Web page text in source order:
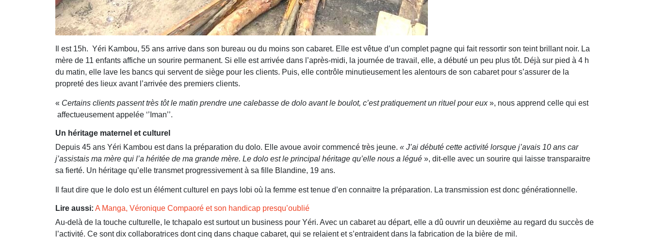
Il est 15h. Yéri Kambou, 55 ans arrive dans son bureau ou du moins son cabaret. Elle est vêtue d’un complet pagne qui fait ressortir son teint brillant noir. La
mère de 11 enfants affiche un sourire permanent. Si elle est arrivée dans l’après-midi, la journée de travail, elle, a débuté un peu plus tôt. Déjà sur pied à 4 h
du matin, elle lave les bancs qui servent de siège pour les clients. Puis, elle contrôle minutieusement les alentours de son cabaret pour s’assurer de la
propreté des lieux avant l’arrivée des premiers clients.
« Certains clients passent très tôt le matin prendre une calebasse de dolo avant le boulot, c’est pratiquement un rituel pour eux», nous apprend celle qui est
affectueusement appelée ‘’Iman’’.
Un héritage maternel et culturel
Depuis 45 ans Yéri Kambou est dans la préparation du dolo. Elle avoue avoir commencé très jeune. « J’ai débuté cette activité lorsque j’avais 10 ans car
j’assistais ma mère qui l’a héritée de ma grande mère. Le dolo est le principal héritage qu’elle nous a légué », dit-elle avec un sourire qui laisse transparaitre
sa fierté. Un héritage qu’elle transmet progressivement à sa fille Blandine, 19 ans.
Il faut dire que le dolo est un élément culturel en pays lobi où la femme est tenue d’en connaitre la préparation. La transmission est donc générationnelle.
Lire aussi: A Manga, Véronique Compaoré et son handicap presqu’oublié
Au-delà de la touche culturelle, le tchapalo est surtout un business pour Yéri. Avec un cabaret au départ, elle a dû ouvrir un deuxième au regard du succès de
l’activité. Ce sont dix collaboratrices dont cinq dans chaque cabaret, qui se relaient et s’entraident dans la fabrication de la bière de mil.